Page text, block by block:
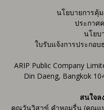
นโยบายการคุ้
ประกาศ
นโยบ
ใบรับแจ้งการประกอ
ARIP Public Company
Din Daeng, Bangkok
สนใจ
คุณวันวิสาข์ คำหอมรื่น (คุณแ